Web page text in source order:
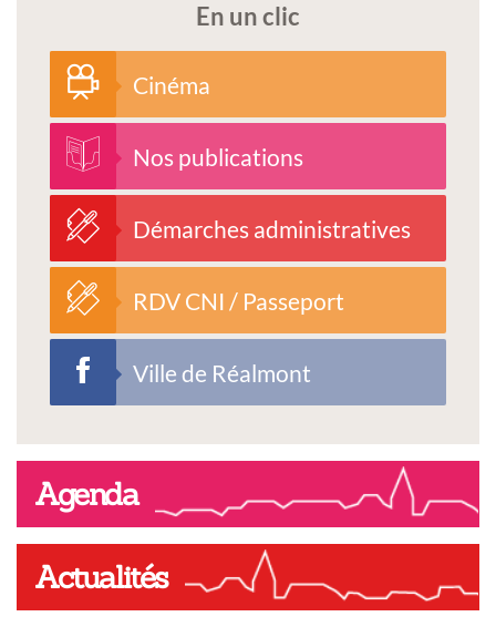
En un clic
Cinéma
Nos publications
Démarches administratives
RDV CNI / Passeport
Ville de Réalmont
Agenda
Actualités